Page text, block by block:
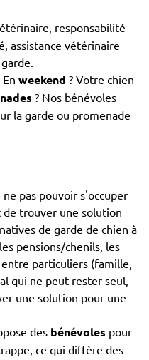
responsabilité
assistance vétérinaire
En weekend ? Votre chien
? Nos bénévoles
la garde ou promenade
pas pouvoir s'occuper
trouver une solution
de garde de chien à
pensions/chenils, les
particuliers (famille,
qui ne peut rester seul,
une solution pour une
des bénévoles pour
ce qui diffère des